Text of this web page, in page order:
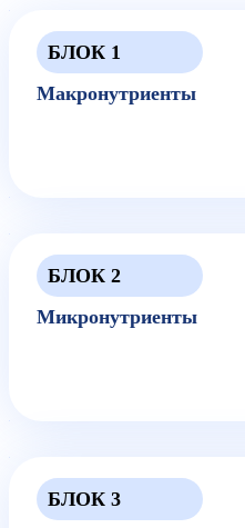
БЛОК 1
Макронутриенты
БЛОК 2
Микронутриенты
БЛОК 3